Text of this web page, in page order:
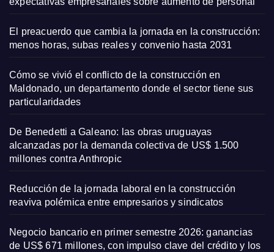
El preacuerdo que cambia la jornada en la construcción:
menos horas, subas reales y convenio hasta 2031
Cómo se vivió el conflicto de la construcción en
Maldonado, un departamento donde el sector tiene sus
particularidades
De Benedetti a Galeano: las obras uruguayas
alcanzadas por la demanda colectiva de US$ 1.500
millones contra Anthropic
Reducción de la jornada laboral en la construcción
reaviva polémica entre empresarios y sindicatos
Negocio bancario en primer semestre 2026: ganancias
de US$ 671 millones, con impulso clave del crédito y los